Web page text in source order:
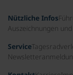
Nützliche Infos
Auszeichnungen
Service